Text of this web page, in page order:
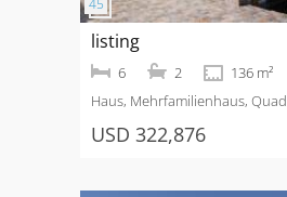
listing
6 2
136 m²
Haus, Mehrfamilienhaus, Quad
USD 322,876